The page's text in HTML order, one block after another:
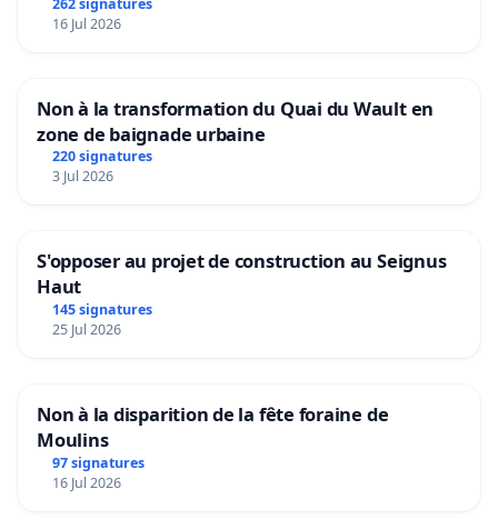
Aubenas et ses alentours
16 Jul 2026
Non à la transformation du Quai du Wault en
zone de baignade urbaine
220 signatures
3 Jul 2026
S'opposer au projet de construction au Seignus
Haut
145 signatures
25 Jul 2026
Non à la disparition de la fête foraine de
Moulins
97 signatures
16 Jul 2026